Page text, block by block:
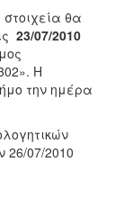
θα
23/07/2010
Η
την ημέρα
26/07/2010